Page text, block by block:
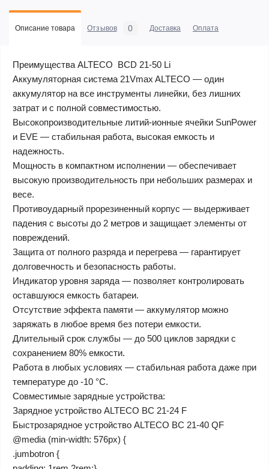
Описание товара Отзывов 0 Доставка Оплата
Преимущества ALTECO BCD 21-50 Li
Аккумуляторная система 21Vmax ALTECO — один
аккумулятор на все инструменты линейки, без лишних
затрат и с полной совместимостью.
Высокопроизводительные литий-ионные ячейки SunPower
и EVE — стабильная работа, высокая емкость и
надежность.
Мощность в компактном исполнении — обеспечивает
высокую производительность при небольших размерах и
весе.
Противоударный прорезиненный корпус — выдерживает
падения с высоты до 2 метров и защищает элементы от
повреждений.
Защита от полного разряда и перегрева — гарантирует
долговечность и безопасность работы.
Индикатор уровня заряда — позволяет контролировать
оставшуюся емкость батареи.
Отсутствие эффекта памяти — аккумулятор можно
заряжать в любое время без потери емкости.
Длительный срок службы — до 500 циклов зарядки с
сохранением 80% емкости.
Работа в любых условиях — стабильная работа даже при
температуре до -10 °C.
Совместимые зарядные устройства:
Зарядное устройство ALTECO BC 21-24 F
Быстрозарядное устройство ALTECO BC 21-40 QF
@media (min-width: 576px) {
.jumbotron {